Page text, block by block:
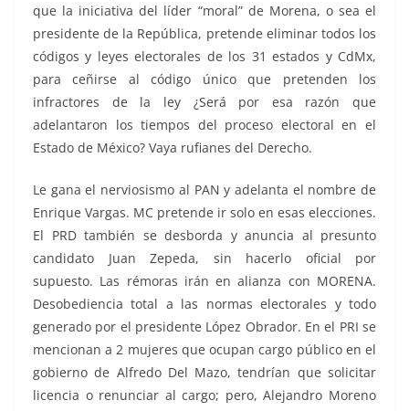
que la iniciativa del líder “moral” de Morena, o sea el
presidente de la República, pretende eliminar todos los
códigos y leyes electorales de los 31 estados y CdMx,
para ceñirse al código único que pretenden los
infractores de la ley ¿Será por esa razón que
adelantaron los tiempos del proceso electoral en el
Estado de México? Vaya rufianes del Derecho.
Le gana el nerviosismo al PAN y adelanta el nombre de
Enrique Vargas. MC pretende ir solo en esas elecciones.
El PRD también se desborda y anuncia al presunto
candidato Juan Zepeda, sin hacerlo oficial por
supuesto. Las rémoras irán en alianza con MORENA.
Desobediencia total a las normas electorales y todo
generado por el presidente López Obrador. En el PRI se
mencionan a 2 mujeres que ocupan cargo público en el
gobierno de Alfredo Del Mazo, tendrían que solicitar
licencia o renunciar al cargo; pero, Alejandro Moreno